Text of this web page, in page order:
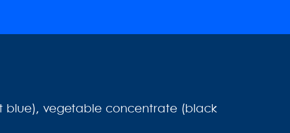
blue), vegetable concentrate (black